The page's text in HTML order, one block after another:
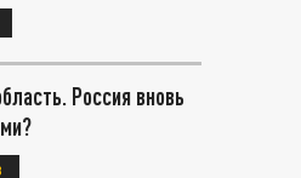
Россия вновь